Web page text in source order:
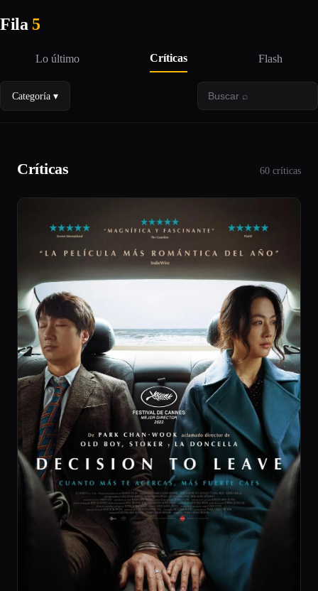
Fila 5
Lo último Críticas Flash
Categoría ▾
Críticas 60 críticas